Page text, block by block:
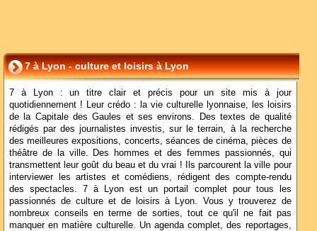
7 à Lyon - culture et loisirs à Lyon
7 à Lyon : un titre clair et précis pour un site mis à jour
quotidiennement ! Leur crédo : la vie culturelle lyonnaise, les loisirs
de la Capitale des Gaules et ses environs. Des textes de qualité
rédigés par des journalistes investis, sur le terrain, à la recherche
des meilleures expositions, concerts, séances de cinéma, pièces de
théâtre de la ville. Des hommes et des femmes passionnés, qui
transmettent leur goût du beau et du vrai ! Ils parcourent la ville pour
interviewer les artistes et comédiens, rédigent des compte-rendu
des spectacles. 7 à Lyon est un portail complet pour tous les
passionnés de culture et de loisirs à Lyon. Vous y trouverez de
nombreux conseils en terme de sorties, tout ce qu'il ne fait pas
manquer en matière culturelle. Un agenda complet, des reportages,